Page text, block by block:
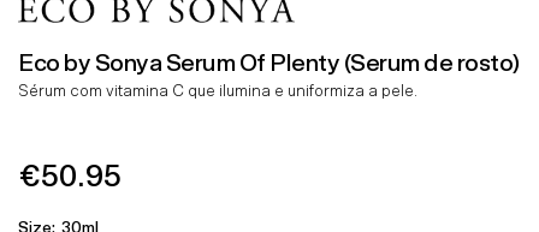
Eco by Sonya Serum Of Plenty (Serum de rosto)
Sérum com vitamina C que ilumina e uniformiza a pele.
Preço
€50.95
Size: 30ml